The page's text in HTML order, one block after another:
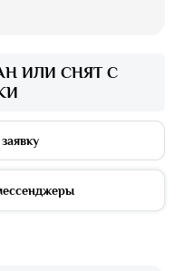
ИЛИ СНЯТ С